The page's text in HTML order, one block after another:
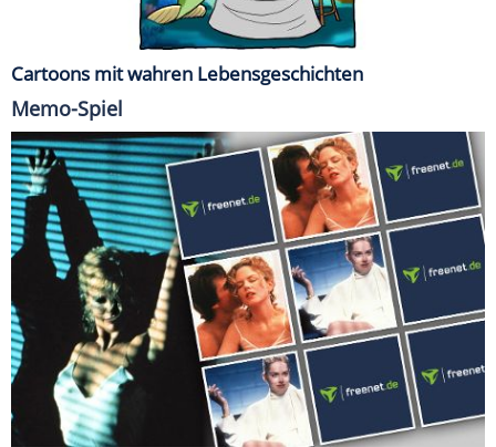
Cartoons mit wahren Lebensgeschichten
Memo-Spiel